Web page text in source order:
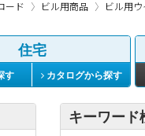
ード ビル用商品 ビル用
住宅
す カタログから探す
キーワード